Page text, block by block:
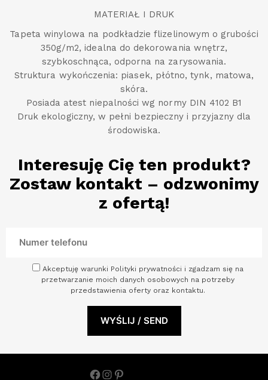
MATERIAŁ I DRUK
Tapeta winylowa na podkładzie flizelinowym o grubości
350g/m2, idealna do dekorowania wnętrz,
szybkoschnąca, odporna na zarysowania.
Struktura wykończenia: piasek, płótno, tynk, matowa,
skóra.
Posiada atest niepalności wg normy DIN 4102 B1
Druk ekologiczny, w pełni bezpieczny i przyjazny dla
środowiska.
Interesuję Cię ten produkt?
Zostaw kontakt – odzwonimy
z ofertą!
Akceptuję warunki Polityki prywatności i zgadzam się na
przetwarzanie moich danych osobowych na potrzeby
przedstawienia oferty oraz kontaktu.
Facebook Instagram Pinterest